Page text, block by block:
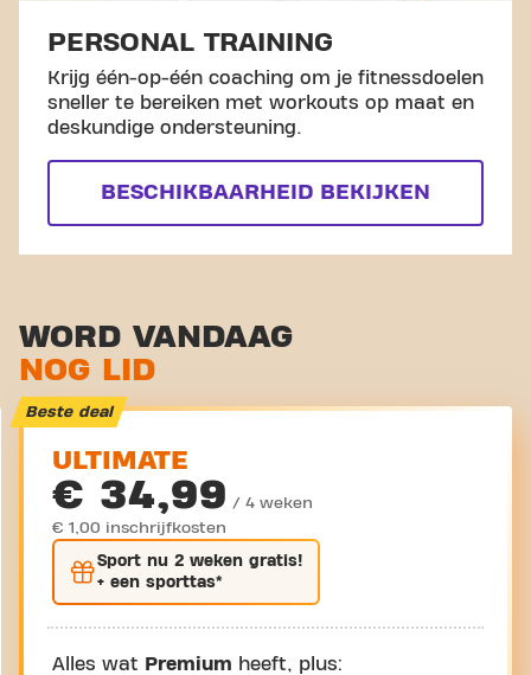
PERSONAL TRAINING
Krijg één-op-één coaching om je fitnessdoelen
sneller te bereiken met workouts op maat en
deskundige ondersteuning.
BESCHIKBAARHEID BEKIJKEN
WORD VANDAAG
NOG LID
Beste deal
ULTIMATE
€ 34,99 / 4 weken
€ 1,00 inschrijfkosten
Sport nu 2 weken gratis!
+ een sporttas*
Alles wat Premium heeft, plus: